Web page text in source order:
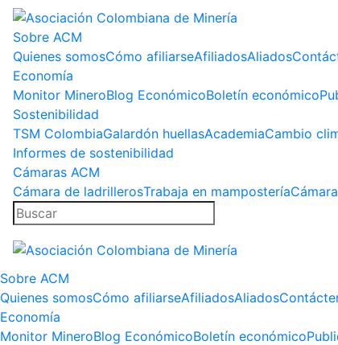
Sobre ACM
Quienes somosCómo afiliarseAfiliadosAliados
Economía
Monitor MineroBlog EconómicoBoletín económico
Sostenibilidad
TSM ColombiaGalardón huellasAcademiaCambio
Informes de sostenibilidad
Cámaras ACM
Cámara de ladrillerosTrabaja en mampostería
Sobre ACM
Quienes somosCómo afiliarseAfiliadosAliados
Economía
Monitor MineroBlog EconómicoBoletín económico